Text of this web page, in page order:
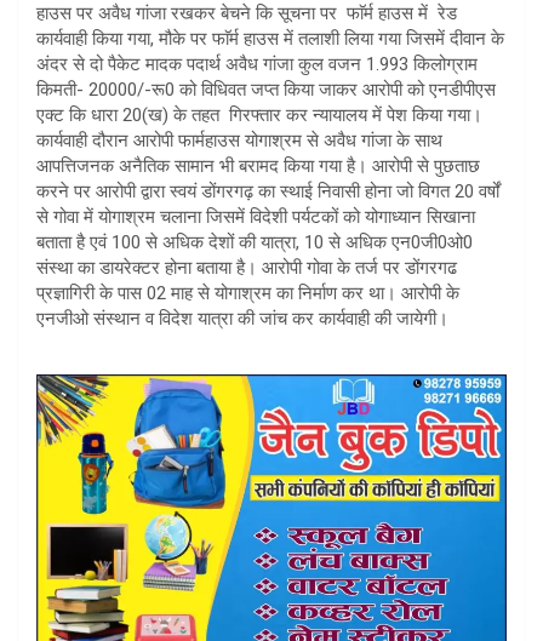
हाउस पर अवैध गांजा रखकर बेचने कि सूचना पर फाॅर्म हाउस में रेड
कार्यवाही किया गया, मौके पर फाॅर्म हाउस में तलाशी लिया गया जिसमें दीवान के
अंदर से दो पैकेट मादक पदार्थ अवैध गांजा कुल वजन 1.993 किलोग्राम
किमती- 20000/-रू0 को विधिवत जप्त किया जाकर आरोपी को एनडीपीएस
एक्ट कि धारा 20(ख) के तहत गिरफ्तार कर न्यायालय में पेश किया गया।
कार्यवाही दौरान आरोपी फार्महाउस योगाश्रम से अवैध गांजा के साथ
आपत्तिजनक अनैतिक सामान भी बरामद किया गया है। आरोपी से पुछताछ
करने पर आरोपी द्वारा स्वयं डोंगरगढ़ का स्थाई निवासी होना जो विगत 20 वर्षों
से गोवा में योगाश्रम चलाना जिसमें विदेशी पर्यटकों को योगाध्यान सिखाना
बताता है एवं 100 से अधिक देशों की यात्रा, 10 से अधिक एन0जी0ओ0
संस्था का डायरेक्टर होना बताया है। आरोपी गोवा के तर्ज पर डोंगरगढ
प्रज्ञागिरी के पास 02 माह से योगाश्रम का निर्माण कर था। आरोपी के
एनजीओ संस्थान व विदेश यात्रा की जांच कर कार्यवाही की जायेगी।